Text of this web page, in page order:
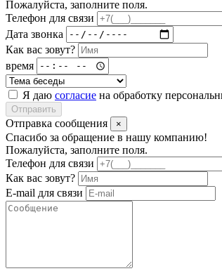
Пожалуйста, заполните поля.
Телефон для связи
Дата звонка
Как вас зовут?
время
Я даю согласие на обработку
Отправить
Отправка сообщения ×
Спасибо за обращение в нашу компанию!
Пожалуйста, заполните поля.
Телефон для связи
Как вас зовут?
E-mail для связи